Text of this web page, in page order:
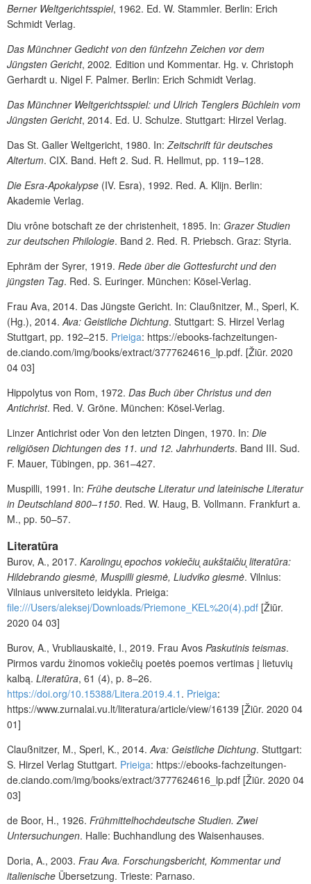
Berner Weltgerichtsspiel, 1962. Ed. W. Stammler. Berlin: Erich
Schmidt Verlag.
Das Münchner Gedicht von den fünfzehn Zeichen vor dem
Jüngsten Gericht, 2002. Edition und Kommentar. Hg. v. Christoph
Gerhardt u. Nigel F. Palmer. Berlin: Erich Schmidt Verlag.
Das Münchner Weltgerichtsspiel: und Ulrich Tenglers Büchlein vom
Jüngsten Gericht, 2014. Ed. U. Schulze. Stuttgart: Hirzel Verlag.
Das St. Galler Weltgericht, 1980. In: Zeitschrift für deutsches
Altertum. CIX. Band. Heft 2. Sud. R. Hellmut, pp. 119–128.
Die Esra-Apokalypse (IV. Esra), 1992. Red. A. Klijn. Berlin:
Akademie Verlag.
Diu vrône botschaft ze der christenheit, 1895. In: Grazer Studien
zur deutschen Philologie. Band 2. Red. R. Priebsch. Graz: Styria.
Ephräm der Syrer, 1919. Rede über die Gottesfurcht und den
jüngsten Tag. Red. S. Euringer. München: Kösel-Verlag.
Frau Ava, 2014. Das Jüngste Gericht. In: Claußnitzer, M., Sperl, K.
(Hg.), 2014. Ava: Geistliche Dichtung. Stuttgart: S. Hirzel Verlag
Stuttgart, pp. 192–215. Prieiga: https://ebooks-fachzeitungen-
de.ciando.com/img/books/extract/3777624616_lp.pdf. [Žiūr. 2020
04 03]
Hippolytus von Rom, 1972. Das Buch über Christus und den
Antichrist. Red. V. Gröne. München: Kösel-Verlag.
Linzer Antichrist oder Von den letzten Dingen, 1970. In: Die
religiösen Dichtungen des 11. und 12. Jahrhunderts. Band III. Sud.
F. Mauer, Tübingen, pp. 361–427.
Muspilli, 1991. In: Frühe deutsche Literatur und lateinische Literatur
in Deutschland 800–1150. Red. W. Haug, B. Vollmann. Frankfurt a.
M., pp. 50–57.
Literatūra
Burov, A., 2017. Karolingu epochos vokiečiu aukštaičiu literatūra:
Hildebrando giesmė, Muspilli giesmė, Liudviko giesmė. Vilnius:
Vilniaus universiteto leidykla. Prieiga:
file:///Users/aleksej/Downloads/Priemone_KEL%20(4).pdf [Žiūr.
2020 04 03]
Burov, A., Vrubliauskaitė, I., 2019. Frau Avos Paskutinis teismas.
Pirmos vardu žinomos vokiečių poetės poemos vertimas į lietuvių
kalbą. Literatūra, 61 (4), p. 8–26.
https://doi.org/10.15388/Litera.2019.4.1 . Prieiga:
https://www.zurnalai.vu.lt/literatura/article/view/16139 [Žiūr. 2020 04
01]
Claußnitzer, M., Sperl, K., 2014.Ava: Geistliche Dichtung. Stuttgart:
S. Hirzel Verlag Stuttgart. Prieiga: https://ebooks-fachzeitungen-
de.ciando.com/img/books/extract/3777624616_lp.pdf [Žiūr. 2020 04
03]
de Boor, H., 1926. Frühmittelhochdeutsche Studien. Zwei
Untersuchungen. Halle: Buchhandlung des Waisenhauses.
Doria, A., 2003. Frau Ava. Forschungsbericht, Kommentar und
italienische Übersetzung. Trieste: Parnaso.